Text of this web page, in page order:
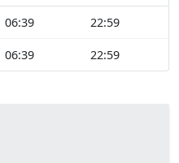
06:39 22:59
06:39 22:59